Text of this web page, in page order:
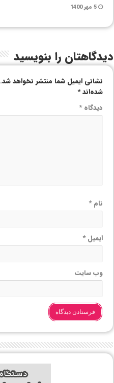
5 مهر 1400
دیدگاهتان را بنویسید
نشانی ایمیل شما منتشر نخواهد شد.
شده‌اند*
دیدگاه*
نام*
ایمیل*
وب‌ سایت